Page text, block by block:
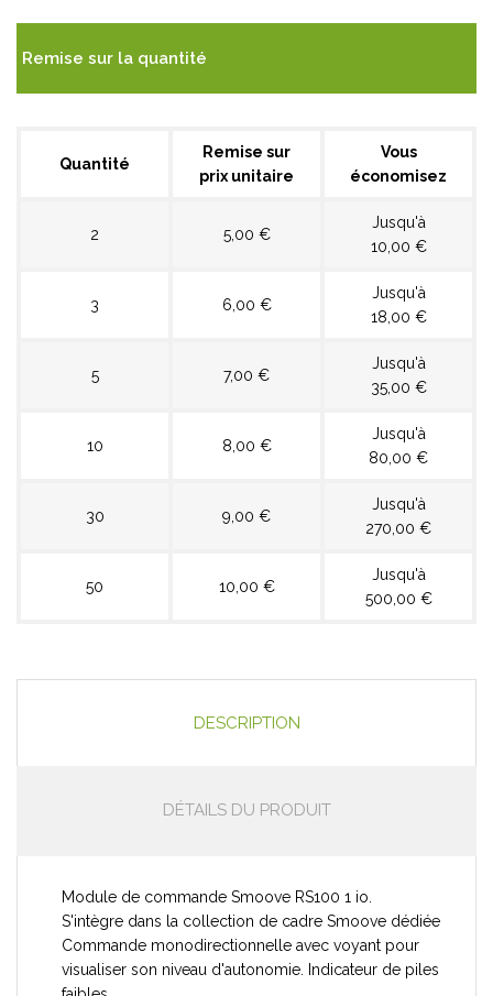
Remise sur la quantité
Quantité
Remise sur
prix unitaire
Vous
économisez
2 5,00 €
Jusqu'à
10,00 €
3 6,00 €
Jusqu'à
18,00 €
5 7,00 €
Jusqu'à
35,00 €
10 8,00 €
Jusqu'à
80,00 €
30 9,00 €
Jusqu'à
270,00 €
50 10,00 €
Jusqu'à
500,00 €
DESCRIPTION
DÉTAILS DU PRODUIT
Module de commande Smoove RS100 1 io.
S'intègre dans la collection de cadre Smoove dédiée
Commande monodirectionnelle avec voyant pour
visualiser son niveau d'autonomie. Indicateur de piles